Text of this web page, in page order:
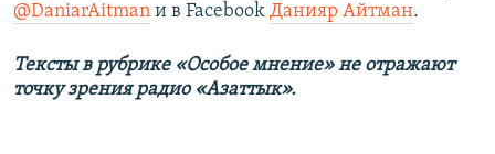
@DaniarAitman и в Facebook Данияр Айтман.
Тексты в рубрике «Особое мнение» не отражают
точку зрения радио «Азаттык».